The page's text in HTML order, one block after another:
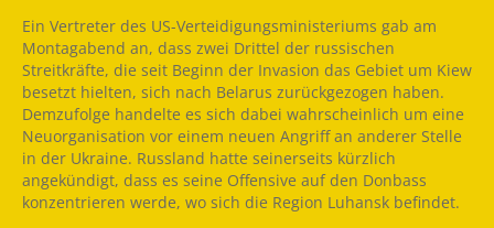
Ein Vertreter des US-Verteidigungsministeriums gab am
Montagabend an, dass zwei Drittel der russischen
Streitkräfte, die seit Beginn der Invasion das Gebiet um Kiew
besetzt hielten, sich nach Belarus zurückgezogen haben.
Demzufolge handelte es sich dabei wahrscheinlich um eine
Neuorganisation vor einem neuen Angriff an anderer Stelle
in der Ukraine. Russland hatte seinerseits kürzlich
angekündigt, dass es seine Offensive auf den Donbass
konzentrieren werde, wo sich die Region Luhansk befindet.